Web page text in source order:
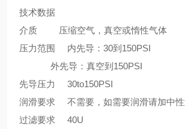
技术数据
介质 压缩空气，真空或惰性气体
压力范围 内先导：30到150PSI
外先导：真空到150PSI
先导压力 30to150PSI
润滑要求 不需要，如需要润滑请加中性
过滤要求 40U